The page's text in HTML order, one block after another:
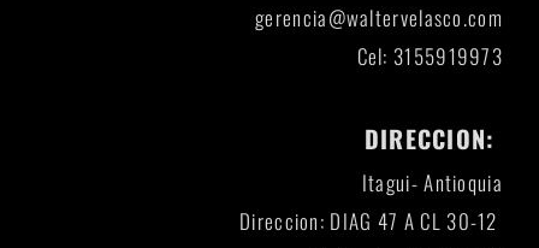
gerencia@waltervelasco.com
Cel: 3155919973
DIRECCION:
Itagui- Antioquia
Direccion: DIAG 47 A CL 30-12